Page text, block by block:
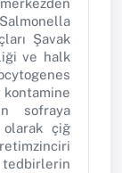
Şavak
ve halk
sofraya
olarak çiğ